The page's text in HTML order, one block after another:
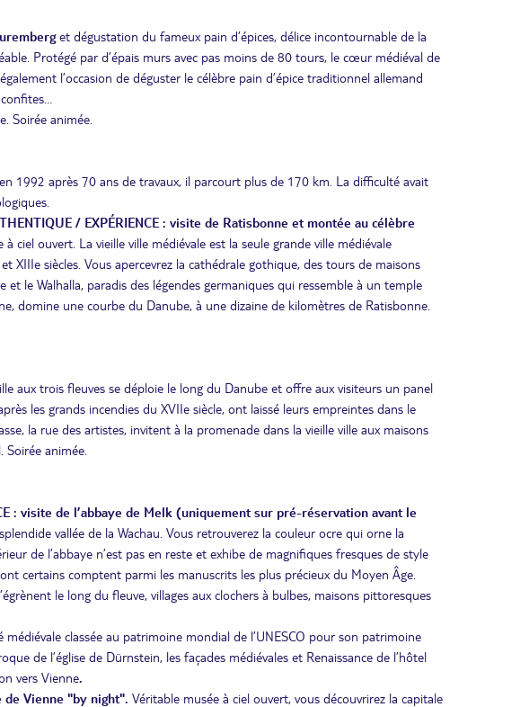
et dégustation du fameux pain d’épices, délice incontournable de la
Protégé par d’épais murs avec pas moins de 80 tours, le cœur médiéval de
l’occasion de déguster le célèbre pain d’épice traditionnel allemand
Soirée animée.
1992 après 70 ans de travaux, il parcourt plus de 170 km. La difficulté avait
/ EXPÉRIENCE : visite de Ratisbonne et montée au célèbre
ciel ouvert. La vieille ville médiévale est la seule grande ville médiévale
XIIIe siècles. Vous apercevrez la cathédrale gothique, des tours de maisons
le Walhalla, paradis des légendes germaniques qui ressemble à un temple
domine une courbe du Danube, à une dizaine de kilomètres de Ratisbonne.
aux trois fleuves se déploie le long du Danube et offre aux visiteurs un panel
les grands incendies du XVIIe siècle, ont laissé leurs empreintes dans le
la rue des artistes, invitent à la promenade dans la vieille ville aux maisons
animée.
: visite de l’abbaye de Melk (uniquement sur pré-réservation avant le
vallée de la Wachau. Vous retrouverez la couleur ocre qui orne la
de l’abbaye n’est pas en reste et exhibe de magnifiques fresques de style
certains comptent parmi les manuscrits les plus précieux du Moyen Âge.
le long du fleuve, villages aux clochers à bulbes, maisons pittoresques
classée au patrimoine mondial de l’UNESCO pour son patrimoine
de l’église de Dürnstein, les façades médiévales et Renaissance de l’hôtel
vers Vienne.
de Vienne "by night". Véritable musée à ciel ouvert, vous découvrirez la capitale